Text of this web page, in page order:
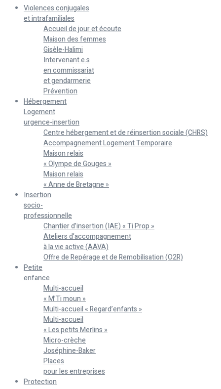
Violences conjugales
et intrafamiliales
Accueil de jour et écoute
Maison des femmes
Gisèle-Halimi
Intervenant.e.s
en commissariat
et gendarmerie
Prévention
Hébergement
Logement
urgence-insertion
Centre hébergement et de réinsertion sociale (CHRS)
Accompagnement Logement Temporaire
Maison relais
« Olympe de Gouges »
Maison relais
« Anne de Bretagne »
Insertion
socio-
professionnelle
Chantier d’insertion (IAE) « Ti Prop »
Ateliers d’accompagnement
à la vie active (AAVA)
Offre de Repérage et de Remobilisation (O2R)
Petite
enfance
Multi-accueil
« M’Ti moun »
Multi-accueil « Regard’enfants »
Multi-accueil
« Les petits Merlins »
Micro-crèche
Joséphine-Baker
Places
pour les entreprises
Protection